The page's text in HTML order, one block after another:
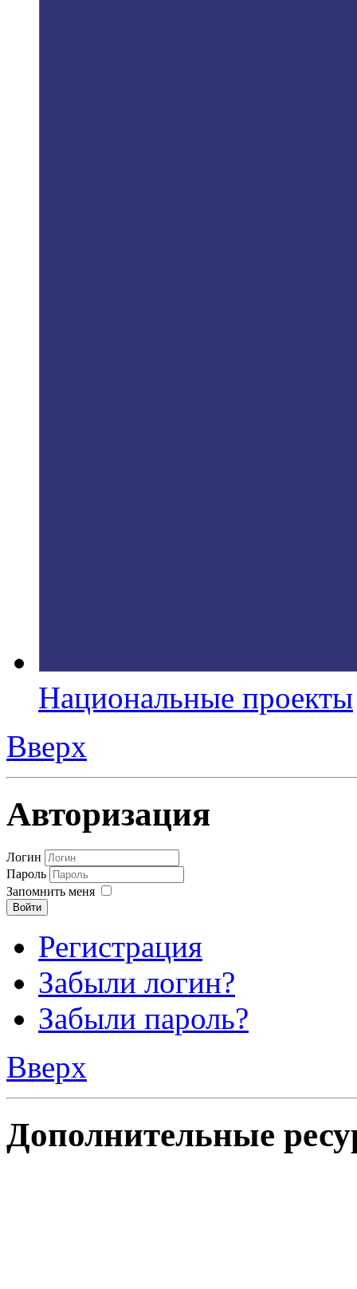
Национальные проекты
Вверх
Авторизация
Логин
Пароль
Запомнить меня
Войти
Регистрация
Забыли логин?
Забыли пароль?
Вверх
Дополнительные